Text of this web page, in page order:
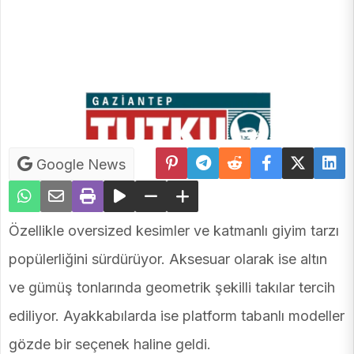
Google News
Özellikle oversized kesimler ve katmanlı giyim tarzı
popülerliğini sürdürüyor. Aksesuar olarak ise altın
ve gümüş tonlarında geometrik şekilli takılar tercih
ediliyor. Ayakkabılarda ise platform tabanlı modeller
gözde bir seçenek haline geldi.